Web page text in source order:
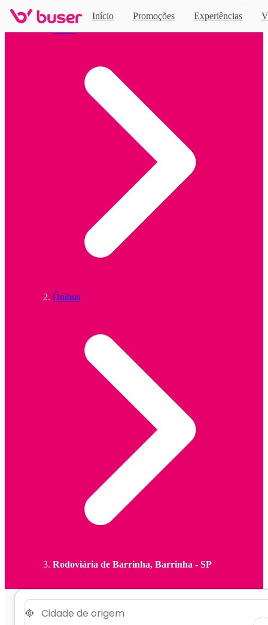
Início Promoções Experiências
Ônibus
Rodoviária de Barrinha, Barrinha - SP